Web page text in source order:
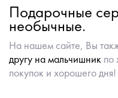
Подарочные
необычные.
На нашем сайте, Вы
другу на мальчишник по
покупок и хорошего дня!